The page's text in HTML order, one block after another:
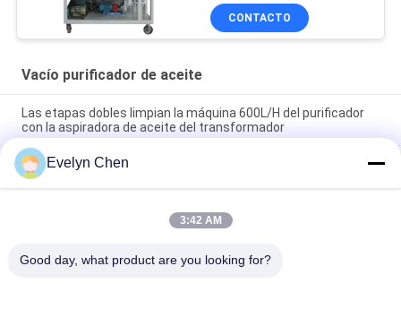
trabajo
CONTACTO
Vacío purificador de aceite
Las etapas dobles limpian la máquina 600L/H del purificador
con la aspiradora de aceite del transformador
Fosfato resistente al fuego Ester Vacuum Oil Purifier
Dehydration 3000L/H
Máquina de la deshidratación del aceite del aislamiento de
ABB para la subestación del transformador, la cubierta de la
Evelyn Chen
3:42 AM
Good day, what product are you looking for?